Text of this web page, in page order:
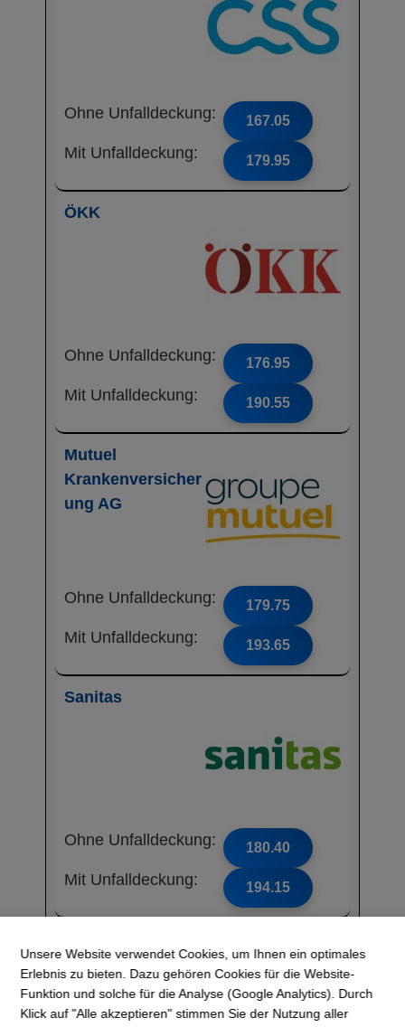
Ohne Unfalldeckung: 167.05
Mit Unfalldeckung: 179.95
ÖKK
Ohne Unfalldeckung: 176.95
Mit Unfalldeckung: 190.55
Mutuel
Krankenversicher
ung AG
Ohne Unfalldeckung: 179.75
Mit Unfalldeckung: 193.65
Sanitas
Ohne Unfalldeckung: 180.40
Mit Unfalldeckung: 194.15
Unsere Website verwendet Cookies, um Ihnen ein optimales
Erlebnis zu bieten. Dazu gehören Cookies für die Website-
Funktion und solche für die Analyse (Google Analytics). Durch
Klick auf "Alle akzeptieren" stimmen Sie der Nutzung aller